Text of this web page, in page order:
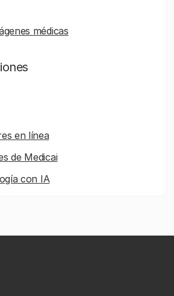
médicas
en línea
de Medicai
con IA